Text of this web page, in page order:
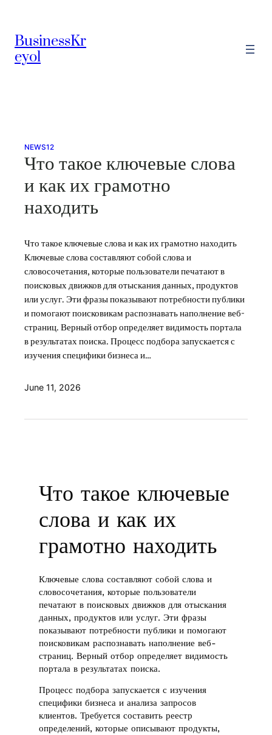
content
BusinessKr
eyol
NEWS12
Что такое ключевые слова
и как их грамотно
находить
Что такое ключевые слова и как их грамотно находить
Ключевые слова составляют собой слова и
словосочетания, которые пользователи печатают в
поисковых движков для отыскания данных, продуктов
или услуг. Эти фразы показывают потребности публики
и помогают поисковикам распознавать наполнение веб-
страниц. Верный отбор определяет видимость портала
в результатах поиска. Процесс подбора запускается с
изучения специфики бизнеса и…
June 11, 2026
Что такое ключевые
слова и как их
грамотно находить
Ключевые слова составляют собой слова и
словосочетания, которые пользователи
печатают в поисковых движков для отыскания
данных, продуктов или услуг. Эти фразы
показывают потребности публики и помогают
поисковикам распознавать наполнение веб-
страниц. Верный отбор определяет видимость
портала в результатах поиска.
Процесс подбора запускается с изучения
специфики бизнеса и анализа запросов
клиентов. Требуется составить реестр
определений, которые описывают продукты,